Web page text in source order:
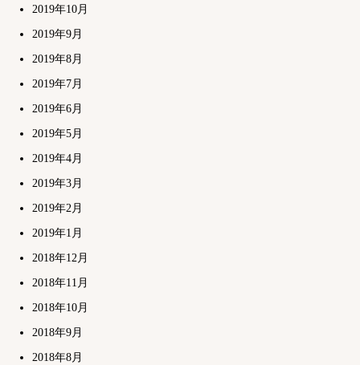
2019年10月
2019年9月
2019年8月
2019年7月
2019年6月
2019年5月
2019年4月
2019年3月
2019年2月
2019年1月
2018年12月
2018年11月
2018年10月
2018年9月
2018年8月